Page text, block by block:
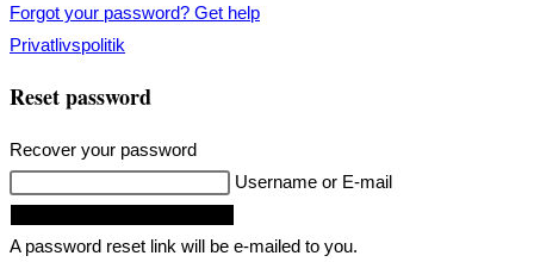
Forgot your password? Get help
Privatlivspolitik
Reset password
Recover your password
Username or E-mail
A password reset link will be e-mailed to you.